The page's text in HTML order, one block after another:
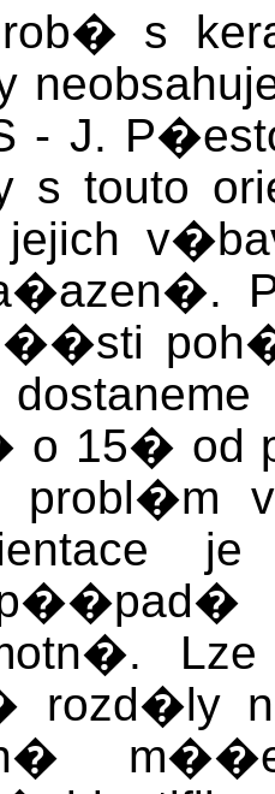
s
- J.
s touto
jejich
o 15� od
k
rozd�ly